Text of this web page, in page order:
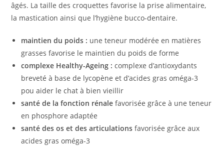
âgés. La taille des croquettes favorise la prise alimentaire,
la mastication ainsi que l’hygiène bucco-dentaire.
maintien du poids : une teneur modérée en matières
grasses favorise le maintien du poids de forme
complexe Healthy-Ageing : complexe d’antioxydants
breveté à base de lycopène et d’acides gras oméga-3
pou aider le chat à bien vieillir
santé de la fonction rénalefavorisée grâce à une teneur
en phosphore adaptée
santé des os et des articulations favorisée grâce aux
acides gras oméga-3